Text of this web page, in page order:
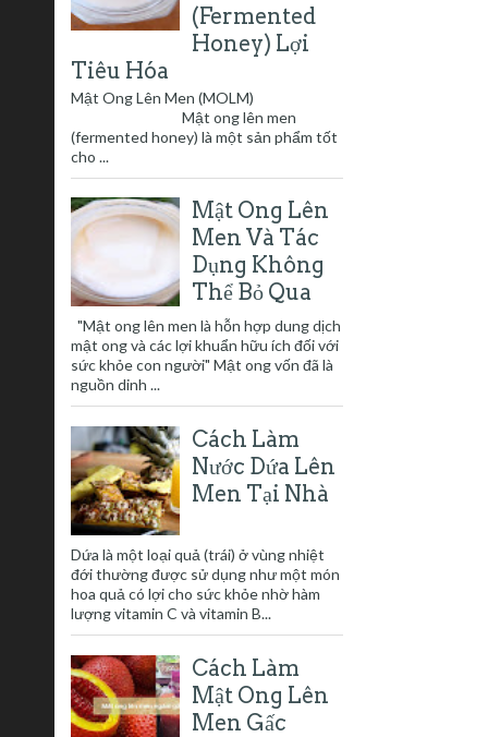
(Fermented
Honey) Lợi
Tiêu Hóa
Mật Ong Lên Men (MOLM)
Mật ong lên men
(fermented honey) là một sản phẩm tốt
cho ...
Mật Ong Lên
Men Và Tác
Dụng Không
Thể Bỏ Qua
"Mật ong lên men là hỗn hợp dung dịch
mật ong và các lợi khuẩn hữu ích đối với
sức khỏe con người" Mật ong vốn đã là
nguồn dinh ...
Cách Làm
Nước Dứa Lên
Men Tại Nhà
Dứa là một loại quả (trái) ở vùng nhiệt
đới thường được sử dụng như một món
hoa quả có lợi cho sức khỏe nhờ hàm
lượng vitamin C và vitamin B...
Cách Làm
Mật Ong Lên
Men Gấc